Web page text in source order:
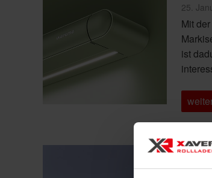
am
25.
Mit
ist
„Die
neue
K55:
Neue
19.